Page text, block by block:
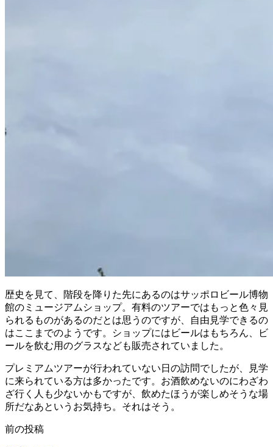
歴史を見て、階段を降りた先にあるのはサッポロビール博物
館のミュージアムショップ。有料のツアーではもっと色々見
られるものがあるのだとは思うのですが、自由見学できるの
はここまでのようです。ショップにはビールはもちろん、ビ
ールを飲む用のグラスなども販売されていました。
プレミアムツアーが行われていない日の訪問でしたが、見学
に来られている方は多かったです。お酒飲めないのにわざわ
ざ行く人も少ないかもですが、飲めたほうが楽しめそうな場
所だなあというお気持ち。それはそう。
前の投稿